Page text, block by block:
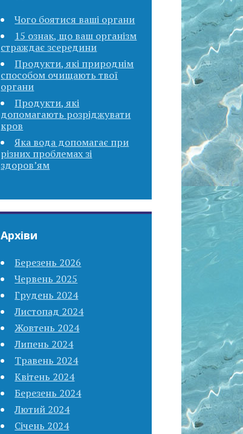
Чого боятися ваші органи
15 ознак, що ваш організм
страждає зсередини
Продукти, які природнім
способом очищають твої
органи
Продукти, які
допомагають розріджувати
кров
Яка вода допомагає при
різних проблемах зі
здоров’ям
Архіви
Березень 2026
Червень 2025
Грудень 2024
Листопад 2024
Жовтень 2024
Липень 2024
Травень 2024
Квітень 2024
Березень 2024
Лютий 2024
Січень 2024